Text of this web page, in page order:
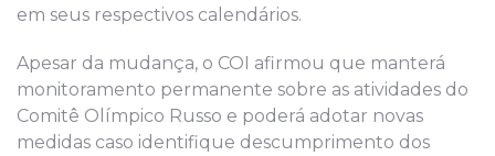
em seus respectivos calendários.
Apesar da mudança, o COI afirmou que manterá
monitoramento permanente sobre as atividades do
Comitê Olímpico Russo e poderá adotar novas
medidas caso identifique descumprimento dos